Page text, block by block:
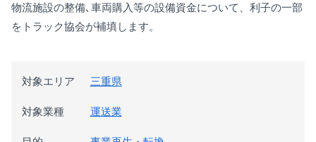
物流施設の整備､車両購入等の設備資金について、利子の一部
をトラック協会が補填します。
対象エリア 三重県
対象業種 運送業